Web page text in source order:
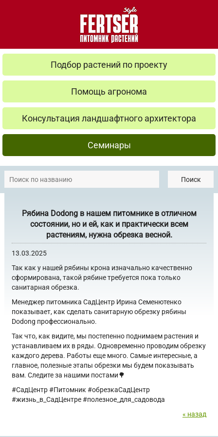
Подбор растений по проекту
Помощь агронома
Консультация ландшафтного архитектора
Семинары
Поиск
Рябина Dodong в нашем питомнике в отличном
состоянии, но и ей, как и практически всем
растениям, нужна обрезка весной.
13.03.2025
Так как у нашей рябины крона изначально качественно
сформирована, такой рябине требуется пока только
санитарная обрезка.
Менеджер питомника СадЦентр Ирина Семенютенко
показывает, как сделать санитарную обрезку рябины
Dodong профессионально.
Так что, как видите, мы постепенно поднимаем растения и
устанавливаем их в ряды. Одновременно проводим обрезку
каждого дерева. Работы еще много. Самые интересные, а
главное, полезные этапы обрезки мы будем показывать
вам. Следите за нашими постами🌳
#СадЦентр #Питомник #обрезкаСадЦентр
#жизнь_в_CадЦентре #полезное_для_садовода
« назад